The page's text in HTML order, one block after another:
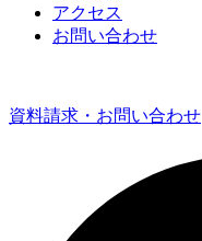
アクセス
お問い合わせ
資料請求・お問い合わせ